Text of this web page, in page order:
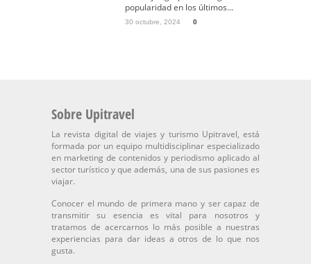
popularidad en los últimos...
30 octubre, 2024 0
Sobre Upitravel
La revista digital de viajes y turismo Upitravel, está
formada por un equipo multidisciplinar especializado
en marketing de contenidos y periodismo aplicado al
sector turístico y que además, una de sus pasiones es
viajar.
Conocer el mundo de primera mano y ser capaz de
transmitir su esencia es vital para nosotros y
tratamos de acercarnos lo más posible a nuestras
experiencias para dar ideas a otros de lo que nos
gusta.